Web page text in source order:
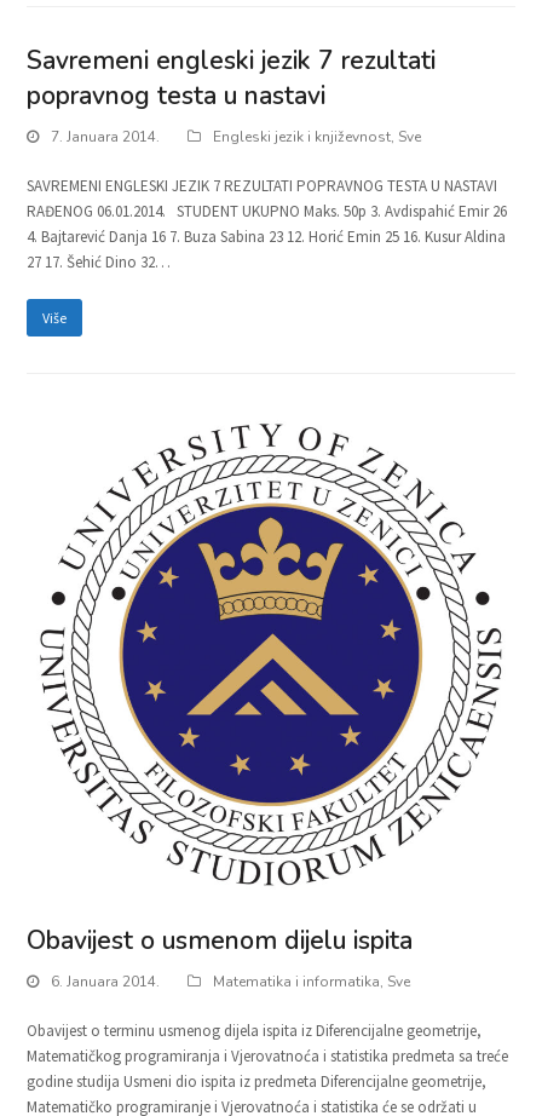
Savremeni engleski jezik 7 rezultati
popravnog testa u nastavi
7. Januara 2014. Engleski jezik i književnost, Sve
SAVREMENI ENGLESKI JEZIK 7 REZULTATI POPRAVNOG TESTA U NASTAVI
RAĐENOG 06.01.2014. STUDENT UKUPNO Maks. 50p 3. Avdispahić Emir 26
4. Bajtarević Danja 16 7. Buza Sabina 23 12. Horić Emin 25 16. Kusur Aldina
27 17. Šehić Dino 32…
Više
Obavijest o usmenom dijelu ispita
6. Januara 2014. Matematika i informatika, Sve
Obavijest o terminu usmenog dijela ispita iz Diferencijalne geometrije,
Matematičkog programiranja i Vjerovatnoća i statistika predmeta sa treće
godine studija Usmeni dio ispita iz predmeta Diferencijalne geometrije,
Matematičko programiranje i Vjerovatnoća i statistika će se održati u